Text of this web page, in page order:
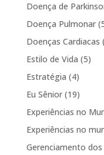
Doença de
Doença Pulmonar
Doenças Cardiacas
Estilo de Vida (5)
Estratégia (4)
Eu Sênior(19)
Experiências no
Experiências no
Gerenciamento